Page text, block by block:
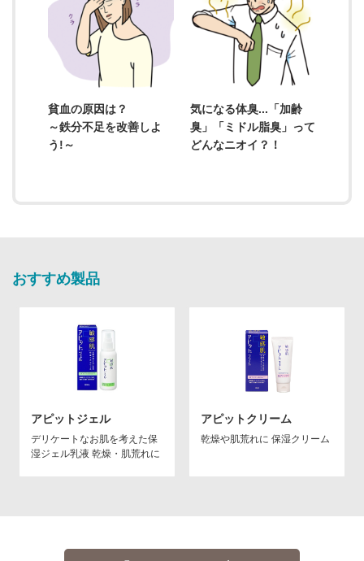
貧血の原因は？
～鉄分不足を改善しよ
う!～
気になる体臭...「加齢
臭」「ミドル脂臭」って
どんなニオイ？！
おすすめ製品
アピットジェル
デリケートなお肌を考えた保
湿ジェル乳液 乾燥・肌荒れに
アピットクリーム
乾燥や肌荒れに 保湿クリーム